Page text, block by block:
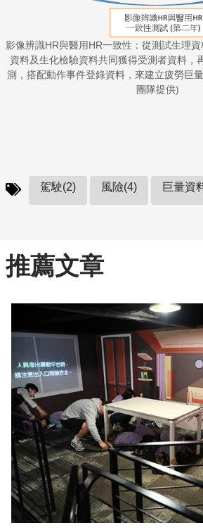
影像辨識HR與醫用HR一致性：從測試生理
資料及生化檢驗資料共同獲得受測者資料，
測，搭配動作事件登錄資料，來建立疲勞巨
團隊提供)
駕駛(2) 風險(4) 巨量資
推薦文章